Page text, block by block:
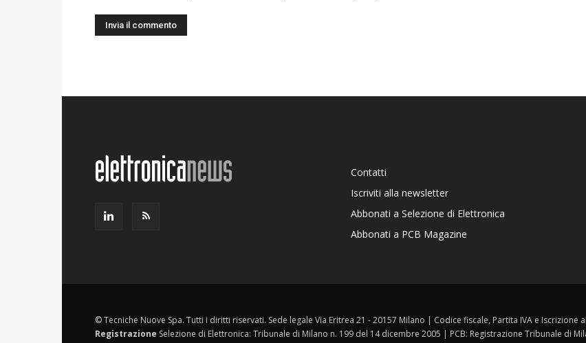
Contatti
Iscriviti alla newsletter
Abbonati a Selezione di Elettronica
Abbonati a PCB Magazine
© Tecniche Nuove Spa. Tutti i diritti riservati. Sede legale Via Eritrea 21 - 20157 Milano | Codice fiscale, Partita IVA e Iscrizione
Registrazione Selezione di Elettronica: Tribunale di Milano n. 199 del 14 dicembre 2005 | PCB: Registrazione Tribunale di